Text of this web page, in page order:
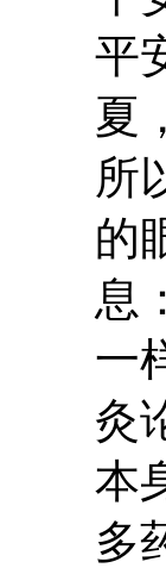
平
夏
所
的
息
一
灸
本
多